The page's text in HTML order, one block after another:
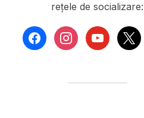
rețele de socializare:
facebookinstagramyoutube
x